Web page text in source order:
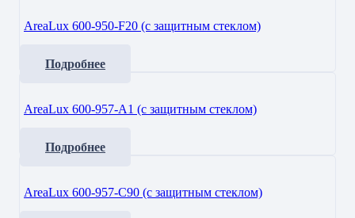
AreaLux 600-950-F20 (с защитным стеклом)
Подробнее
AreaLux 600-957-A1 (с защитным стеклом)
Подробнее
AreaLux 600-957-С90 (с защитным стеклом)